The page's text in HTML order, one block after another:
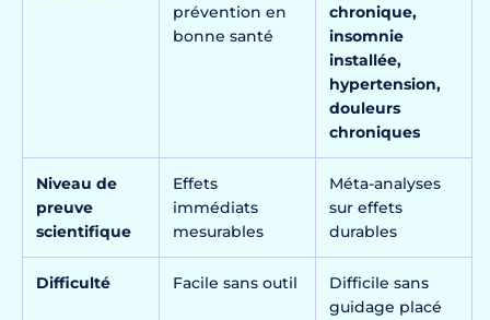
prévention en
bonne santé
chronique,
insomnie
installée,
hypertension,
douleurs
chroniques
Niveau de
preuve
scientifique
Effets
immédiats
mesurables
Méta-analyses
sur effets
durables
Difficulté Facile sans outil
Difficile sans
guidage placé